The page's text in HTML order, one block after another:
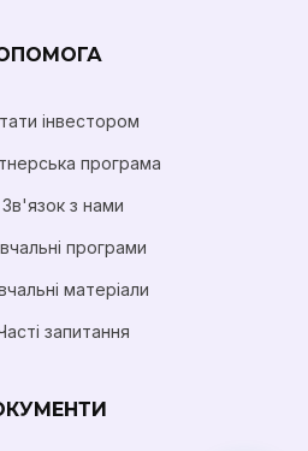
інвестором
програма
Зв'язок з нами
програми
матеріали
запитання